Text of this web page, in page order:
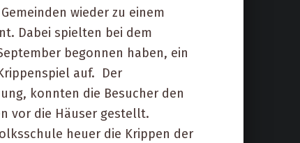
wieder zu einem
Dabei spielten bei dem
begonnen haben, ein
auf. Der
konnten die Besucher den
vor die Häuser gestellt.
heuer die Krippen der